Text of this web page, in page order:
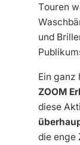
Touren
und
Ein ganz
ZOOM
diese
die enge